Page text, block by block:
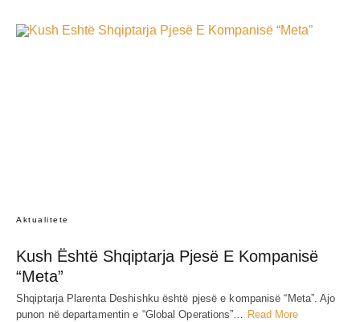
Aktualitete
Kush Është Shqiptarja Pjesë E Kompanisë
“Meta”
Shqiptarja Plarenta Deshishku është pjesë e kompanisë “Meta”. Ajo
punon në departamentin e “Global Operations”… Read More